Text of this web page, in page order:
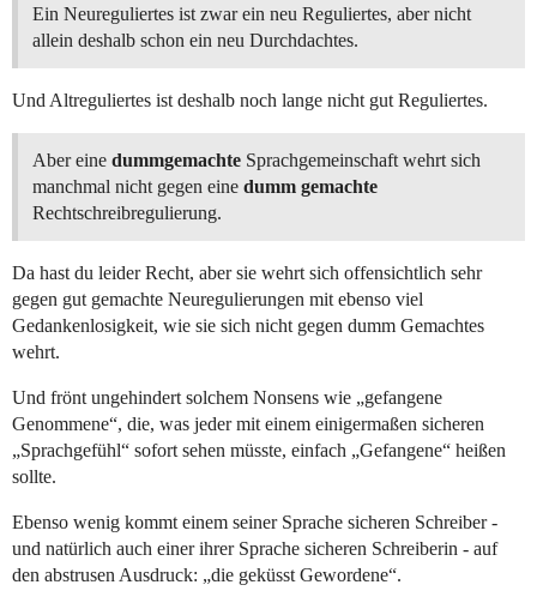
Ein Neureguliertes ist zwar ein neu Reguliertes, aber nicht
allein deshalb schon ein neu Durchdachtes.
Und Altreguliertes ist deshalb noch lange nicht gut Reguliertes.
Aber eine dummgemachte Sprachgemeinschaft wehrt sich
manchmal nicht gegen eine dumm gemachte
Rechtschreibregulierung.
Da hast du leider Recht, aber sie wehrt sich offensichtlich sehr
gegen gut gemachte Neuregulierungen mit ebenso viel
Gedankenlosigkeit, wie sie sich nicht gegen dumm Gemachtes
wehrt.
Und frönt ungehindert solchem Nonsens wie „gefangene
Genommene“, die, was jeder mit einem einigermaßen sicheren
„Sprachgefühl“ sofort sehen müsste, einfach „Gefangene“ heißen
sollte.
Ebenso wenig kommt einem seiner Sprache sicheren Schreiber -
und natürlich auch einer ihrer Sprache sicheren Schreiberin - auf
den abstrusen Ausdruck: „die geküsst Gewordene“.